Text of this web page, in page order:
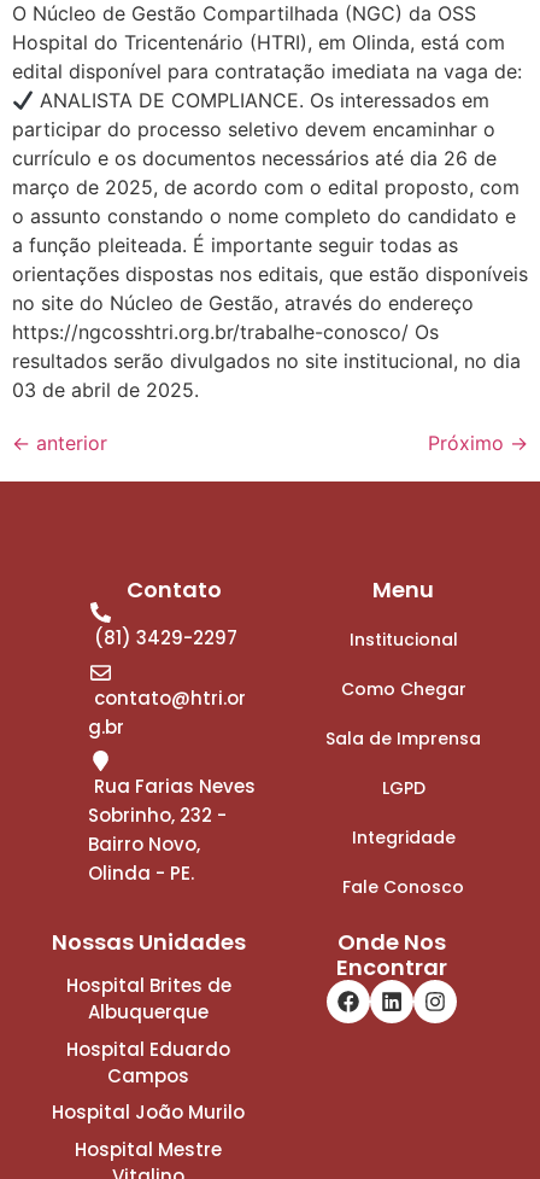
O Núcleo de Gestão Compartilhada (NGC) da OSS
Hospital do Tricentenário (HTRI), em Olinda, está com
edital disponível para contratação imediata na vaga de:
ANALISTA DE COMPLIANCE. Os interessados em
participar do processo seletivo devem encaminhar o
currículo e os documentos necessários até dia 26 de
março de 2025, de acordo com o edital proposto, com
o assunto constando o nome completo do candidato e
a função pleiteada. É importante seguir todas as
orientações dispostas nos editais, que estão disponíveis
no site do Núcleo de Gestão, através do endereço
https://ngcosshtri.org.br/trabalhe-conosco/ Os
resultados serão divulgados no site institucional, no dia
03 de abril de 2025.
← anterior Próximo →
Contato
(81) 3429-2297
contato@htri.or
g.br
Rua Farias Neves
Sobrinho, 232 -
Bairro Novo,
Olinda - PE.
Menu
Institucional
Como Chegar
Sala de Imprensa
LGPD
Integridade
Fale Conosco
Nossas Unidades
Hospital Brites de
Albuquerque
Hospital Eduardo
Campos
Hospital João Murilo
Hospital Mestre
Onde Nos
Encontrar